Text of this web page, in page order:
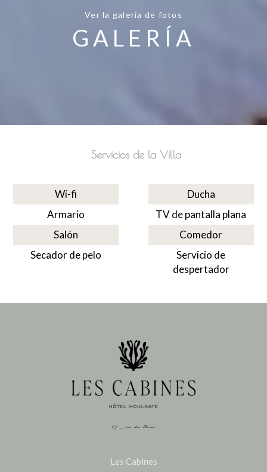
Ver la galería de fotos
GALERÍA
Servicios de la Villa
Wi-fi
Armario
Salón
Secador de pelo
Ducha
TV de pantalla plana
Comedor
Servicio de
despertador
Les Cabines